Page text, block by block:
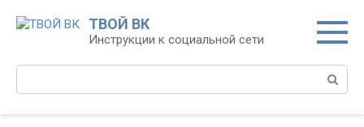
ТВОЙ ВК
Инструкции к социальной сети